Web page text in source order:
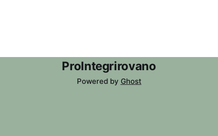
ProIntegrirovano
Powered by Ghost